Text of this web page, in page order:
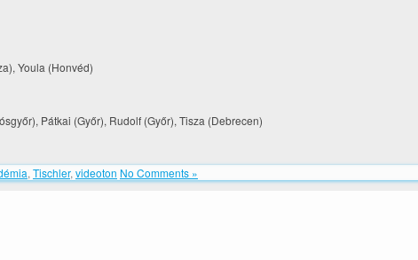
Youla (Honvéd)
Pátkai (Győr), Rudolf (Győr), Tisza (Debrecen)
, Tischler, videoton No Comments »